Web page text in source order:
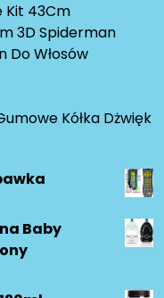
Kit 43Cm
3D Spiderman
Do Włosów
Kółka Dżwięk
Baby